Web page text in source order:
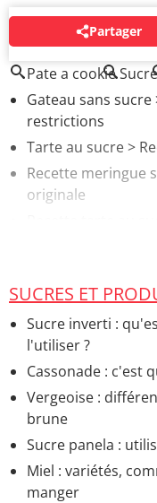
Partager
AUTOUR DU MÊME
Pate a cookie
Gateau sans sucre
restrictions
Tarte au sucre>
Recette meringue
originale
Recette tarte au
SUCRES ET
Sucre inverti :
l'utiliser ?
Cassonade : c'est
Vergeoise :
brune
Sucre panela :
Miel : variétés,
manger